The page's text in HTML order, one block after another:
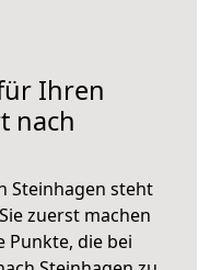
Ihren
nach
Steinhagen steht
zuerst machen
Punkte, die bei